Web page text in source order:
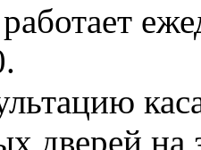
дверей на